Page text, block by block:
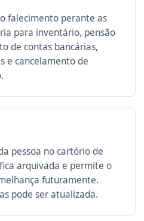
falecimento perante as
para inventário, pensão
de contas bancárias,
e cancelamento de
pessoa no cartório de
arquivada e permite o
futuramente.
pode ser atualizada.